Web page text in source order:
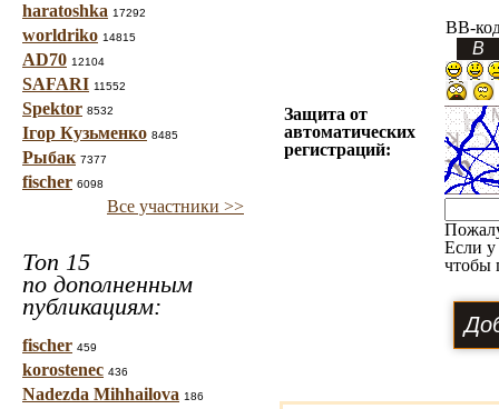
haratoshka 17292
worldriko 14815
AD70 12104
SAFARI 11552
Spektor 8532
Ігор Кузьменко 8485
Рыбак 7377
fischer 6098
Все участники >>
Топ 15
по дополненным
публикациям:
fischer 459
korostenec 436
Nadezda Mihhailova 186
BB-
Защита от
автоматических
регистраций:
Если у
чтобы